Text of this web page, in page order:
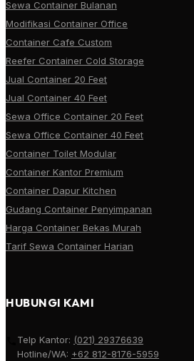
Sewa Container Bulanan
Modifikasi Container Office
Container Cafe Custom
Reefer Container Cold Storage
Jual Container 20 Feet
Jual Container 40 Feet
Sewa Office Container 20 Feet
Sewa Office Container 40 Feet
Container Toilet Modular
Container Kantor Premium
Container Dapur Kitchen
Gudang Container Penyimpanan
Harga Container Bekas Murah
Tarif Sewa Container Harian
HUBUNGI KAMI
Telp Kantor: (021) 29376639
Hotline/WA: +62 812-8176-5959